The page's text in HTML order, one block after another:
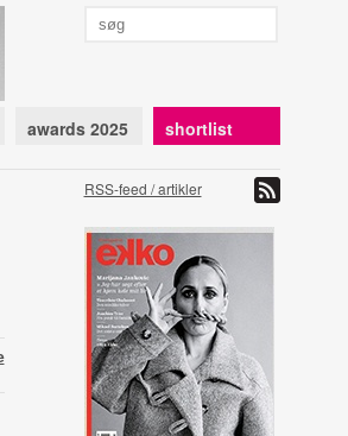
awards 2025 shortlist
RSS-feed / artikler